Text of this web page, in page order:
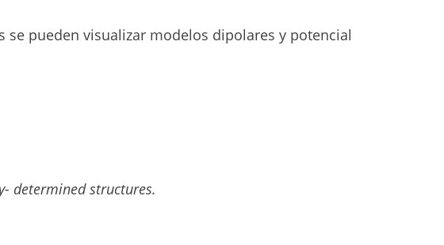
pueden visualizar modelos dipolares y potencial
determined structures.